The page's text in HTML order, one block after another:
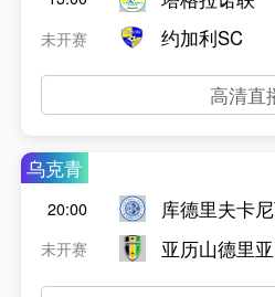
未开赛
约加利SC
高清直
乌克青
20:00
未开赛
库德里夫卡
亚历山德里